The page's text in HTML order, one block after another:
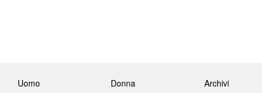
Uomo
Donna
Archivi